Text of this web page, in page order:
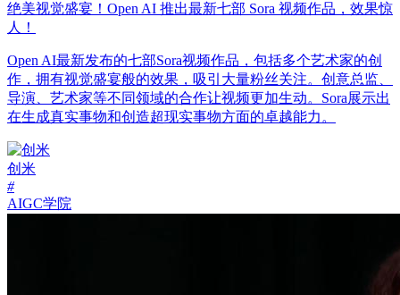
绝美视觉盛宴！Open AI 推出最新七部 Sora 视频作品，效果惊
人！
Open AI最新发布的七部Sora视频作品，包括多个艺术家的创
作，拥有视觉盛宴般的效果，吸引大量粉丝关注。创意总监、
导演、艺术家等不同领域的合作让视频更加生动。Sora展示出
在生成真实事物和创造超现实事物方面的卓越能力。
创米
#
AIGC学院